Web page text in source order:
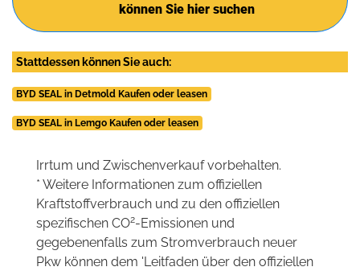
können Sie hier suchen
Stattdessen können Sie auch:
BYD SEAL in Detmold Kaufen oder leasen
BYD SEAL in Lemgo Kaufen oder leasen
Irrtum und Zwischenverkauf vorbehalten.
* Weitere Informationen zum offiziellen
Kraftstoffverbrauch und zu den offiziellen
spezifischen CO2-Emissionen und
gegebenenfalls zum Stromverbrauch neuer
Pkw können dem 'Leitfaden über den offiziellen